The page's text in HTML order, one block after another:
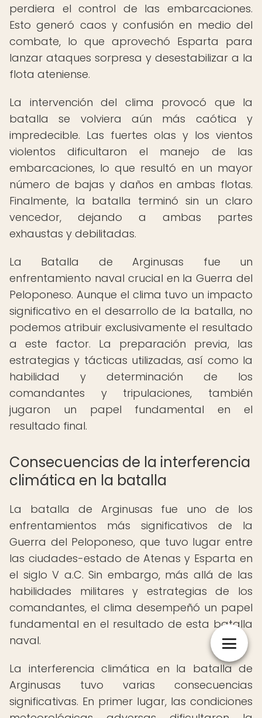
perdiera el control de las embarcaciones.
Esto generó caos y confusión en medio del
combate, lo que aprovechó Esparta para
lanzar ataques sorpresa y desestabilizar a la
flota ateniense.
La intervención del clima provocó que la
batalla se volviera aún más caótica y
impredecible. Las fuertes olas y los vientos
violentos dificultaron el manejo de las
embarcaciones, lo que resultó en un mayor
número de bajas y daños en ambas flotas.
Finalmente, la batalla terminó sin un claro
vencedor, dejando a ambas partes
exhaustas y debilitadas.
La Batalla de Arginusas fue un
enfrentamiento naval crucial en la Guerra del
Peloponeso. Aunque el clima tuvo un impacto
significativo en el desarrollo de la batalla, no
podemos atribuir exclusivamente el resultado
a este factor. La preparación previa, las
estrategias y tácticas utilizadas, así como la
habilidad y determinación de los
comandantes y tripulaciones, también
jugaron un papel fundamental en el
resultado final.
Consecuencias de la interferencia
climática en la batalla
La batalla de Arginusas fue uno de los
enfrentamientos más significativos de la
Guerra del Peloponeso, que tuvo lugar entre
las ciudades-estado de Atenas y Esparta en
el siglo V a.C. Sin embargo, más allá de las
habilidades militares y estrategias de los
comandantes, el clima desempeñó un papel
fundamental en el resultado de esta batalla
naval.
La interferencia climática en la batalla de
Arginusas tuvo varias consecuencias
significativas. En primer lugar, las condiciones